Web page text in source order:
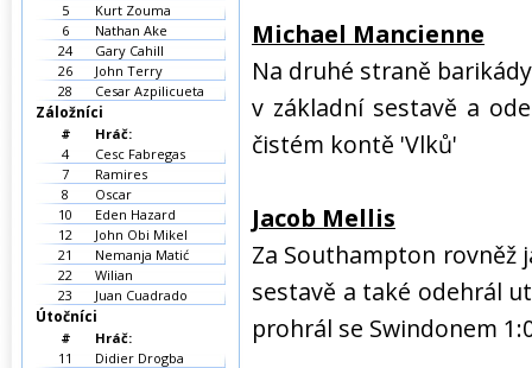
Michael Mancienne
Na druhé straně
v základní sestavě a
čistém kontě 'Vlků'
Jacob Mellis
Za Southampton rovněž
sestavě a také odehrál
prohrál se Swindonem
5
Kurt Zouma
6
Nathan Ake
24
Gary Cahill
26
John Terry
28
Cesar Azpilicueta
Záložníci
#
Hráč:
4
Cesc Fabregas
7
Ramires
8
Oscar
10
Eden Hazard
12
John Obi Mikel
21
Nemanja Matić
22
Wilian
23
Juan Cuadrado
Útočníci
#
Hráč:
11
Didier Drogba